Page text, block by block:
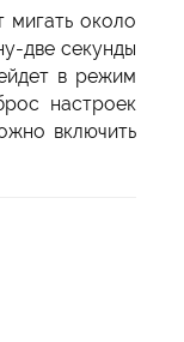
мигать около
две секунды
в режим
настроек
включить